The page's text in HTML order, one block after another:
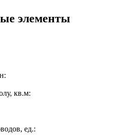
элементы
кв.м:
ед.: